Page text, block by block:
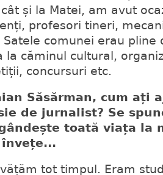
și la Matei, am avut
profesori tineri,
comunei erau pline
la căminul cultural,
concursuri etc.
Săsărman, cum ați
de jurnalist? Se
toată viața la
tot timpul. Eram